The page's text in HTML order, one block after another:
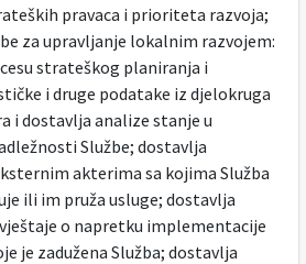
pravaca i prioriteta razvoja;
za upravljanje lokalnim razvojem:
strateškog planiranja i
i druge podatake iz djelokruga
i dostavlja analize stanje u
Službe; dostavlja
akterima sa kojima Služba
ili im pruža usluge; dostavlja
o napretku implementacije
je zadužena Služba; dostavlja